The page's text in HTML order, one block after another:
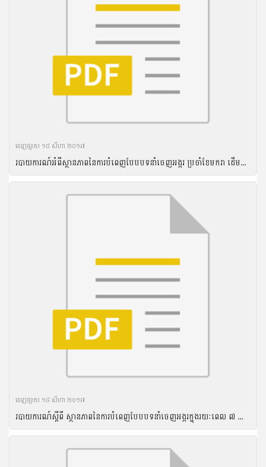
ចេញ​ផ្សាយ​ ១៨ សីហា ២០១៧
របាយការណ៍អំពីស្ថានភាពនៃការបំពេញបែបបទនាំចេញអង្ករ ប្រចាំខែមករា ដើមឆ្នាំ២០១៧
ចេញ​ផ្សាយ​ ១៨ សីហា ២០១៧
របាយការណ៍ស្តីពី ស្ថានភាពនៃការបំពេញបែបបទនាំចេញអង្ករក្នុងរយៈពេល ៧ ខែ ដើមឆ្នាំ២០១៦